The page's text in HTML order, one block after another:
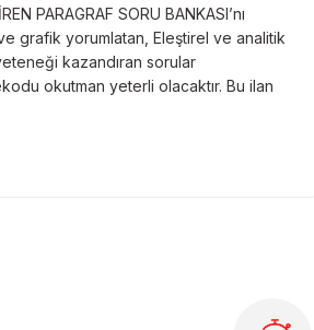
PARAGRAF SORU BANKASI’nı
grafik yorumlatan, Eleştirel ve analitik
kazandıran sorular
okutman yeterli olacaktır. Bu ilan